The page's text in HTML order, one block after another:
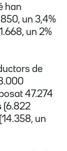
han
un 3,4%
un 2%
de
47.274
(6.822
(14.358, un